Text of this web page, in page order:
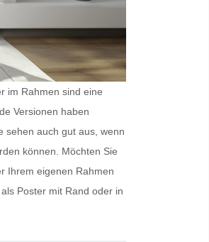
im Rahmen sind eine
Versionen haben
sehen auch gut aus, wenn
können. Möchten Sie
Ihrem eigenen Rahmen
Poster mit Rand oder in